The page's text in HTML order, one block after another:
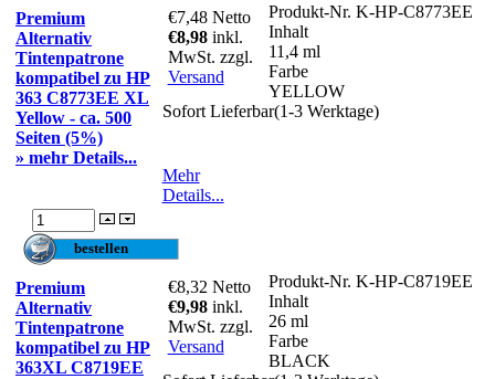
Premium
Alternativ
Tintenpatrone
kompatibel zu HP
363 C8773EE XL
Yellow - ca. 500
Seiten (5%)
» mehr Details...
€7,48 Netto
€8,98 inkl.
MwSt. zzgl.
Versand
Produkt-Nr. K-HP-C8773EE
Inhalt
11,4 ml
Farbe
YELLOW
Sofort Lieferbar(1-3 Werktage)
Mehr
Details...
Premium
Alternativ
Tintenpatrone
kompatibel zu HP
363XL C8719EE
€8,32 Netto
€9,98 inkl.
MwSt. zzgl.
Versand
Produkt-Nr. K-HP-C8719EE
Inhalt
26 ml
Farbe
BLACK